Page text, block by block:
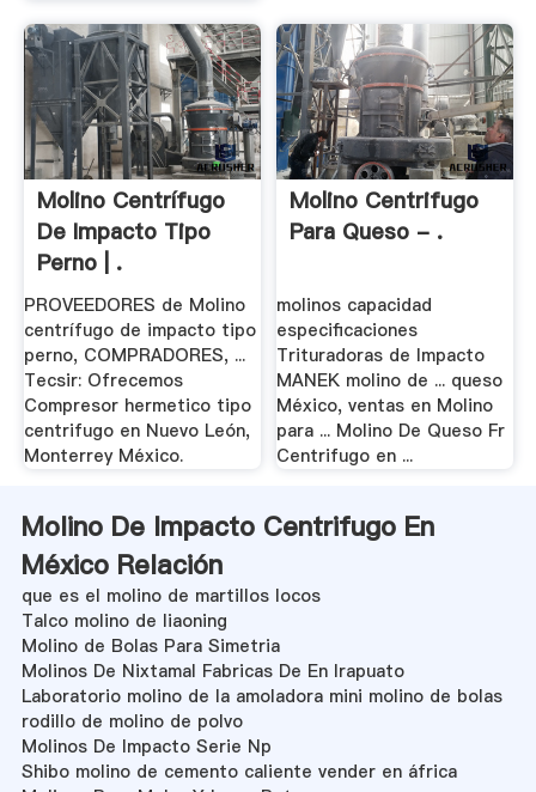
Molino Centrífugo
De Impacto Tipo
Perno | .
PROVEEDORES de Molino
centrífugo de impacto tipo
perno, COMPRADORES, ...
Tecsir: Ofrecemos
Compresor hermetico tipo
centrifugo en Nuevo León,
Monterrey México.
Molino Centrifugo
Para Queso - .
molinos capacidad
especificaciones
Trituradoras de Impacto
MANEK molino de ... queso
México, ventas en Molino
para ... Molino De Queso Fr
Centrifugo en ...
Molino De Impacto Centrifugo En
México Relación
que es el molino de martillos locos
Talco molino de liaoning
Molino de Bolas Para Simetria
Molinos De Nixtamal Fabricas De En Irapuato
Laboratorio molino de la amoladora mini molino de bolas
rodillo de molino de polvo
Molinos De Impacto Serie Np
Shibo molino de cemento caliente vender en áfrica